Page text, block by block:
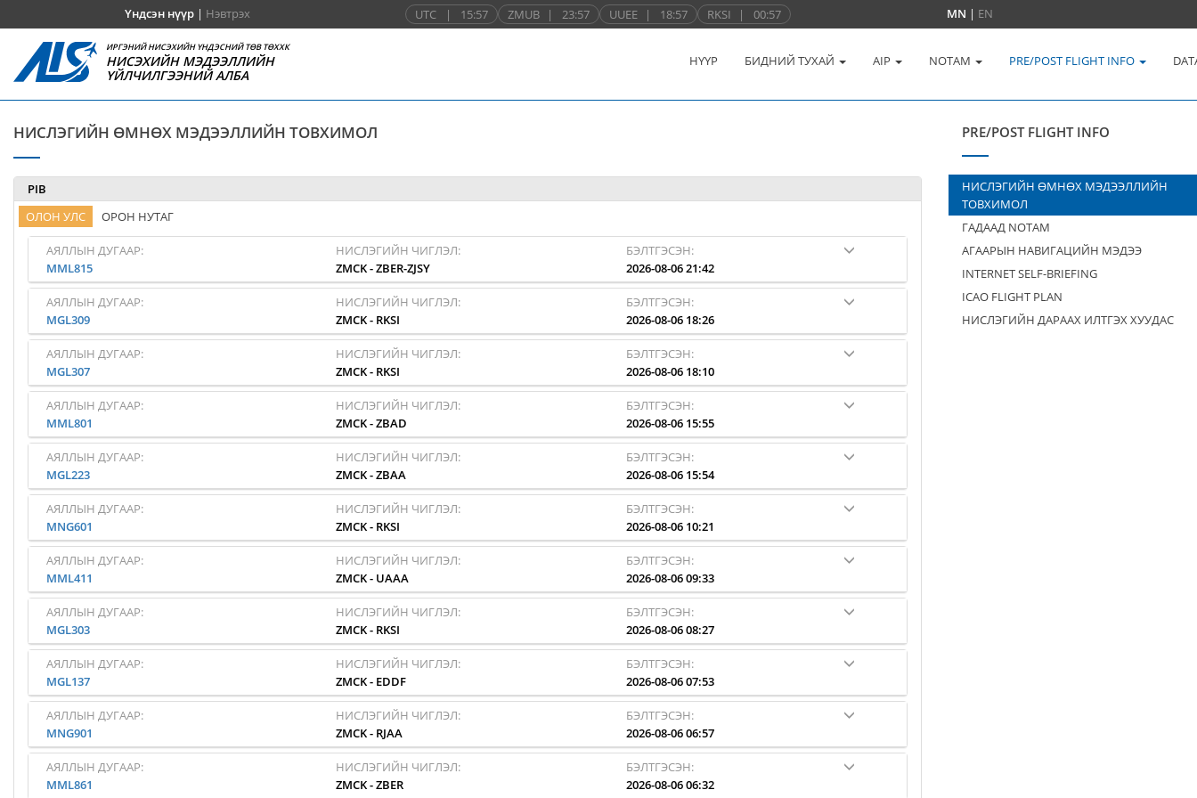
Үндсэн нүүр| Нэвтрэх UTC | 15:57 ZMUB | 23:57 UUEE | 18:57 RKSI | 00:57 MN | EN
ИРГЭНИЙ НИСЭХИЙН ҮНДЭСНИЙ ТӨВ ТӨХХК
НИСЭХИЙН МЭДЭЭЛЛИЙН
ҮЙЛЧИЛГЭЭНИЙ АЛБА
НҮҮР БИДНИЙ ТУХАЙ AIP NOTAM PRE/POST FLIGHT INFO
НИСЛЭГИЙН ӨМНӨХ МЭДЭЭЛЛИЙН ТОВХИМОЛ
PIB
ОЛОН УЛС
ОРОН НУТАГ
АЯЛЛЫН ДУГААР:
MML815
НИСЛЭГИЙН ЧИГЛЭЛ:
ZMCK-ZBER-ZJSY
БЭЛТГЭСЭН:
2026-08-06 21:42
АЯЛЛЫН ДУГААР:
MGL309
НИСЛЭГИЙН ЧИГЛЭЛ:
ZMCK- RKSI
БЭЛТГЭСЭН:
2026-08-06 18:26
АЯЛЛЫН ДУГААР:
MGL307
НИСЛЭГИЙН ЧИГЛЭЛ:
ZMCK- RKSI
БЭЛТГЭСЭН:
2026-08-06 18:10
АЯЛЛЫН ДУГААР:
MML801
НИСЛЭГИЙН ЧИГЛЭЛ:
ZMCK-ZBAD
БЭЛТГЭСЭН:
2026-08-06 15:55
АЯЛЛЫН ДУГААР:
MGL223
НИСЛЭГИЙН ЧИГЛЭЛ:
ZMCK-ZBAA
БЭЛТГЭСЭН:
2026-08-06 15:54
АЯЛЛЫН ДУГААР:
MNG601
НИСЛЭГИЙН ЧИГЛЭЛ:
ZMCK- RKSI
БЭЛТГЭСЭН:
2026-08-06 10:21
АЯЛЛЫН ДУГААР:
MML411
НИСЛЭГИЙН ЧИГЛЭЛ:
ZMCK- UAAA
БЭЛТГЭСЭН:
2026-08-06 09:33
АЯЛЛЫН ДУГААР:
MGL303
НИСЛЭГИЙН ЧИГЛЭЛ:
ZMCK- RKSI
БЭЛТГЭСЭН:
2026-08-06 08:27
АЯЛЛЫН ДУГААР:
MGL137
НИСЛЭГИЙН ЧИГЛЭЛ:
ZMCK- EDDF
БЭЛТГЭСЭН:
2026-08-06 07:53
АЯЛЛЫН ДУГААР:
MNG901
НИСЛЭГИЙН ЧИГЛЭЛ:
ZMCK- RJAA
БЭЛТГЭСЭН:
2026-08-06 06:57
АЯЛЛЫН ДУГААР:
MML861
НИСЛЭГИЙН ЧИГЛЭЛ:
ZMCK-ZBER
БЭЛТГЭСЭН:
2026-08-06 06:32
PRE/POST FLIGHT INFO
НИСЛЭГИЙН ӨМНӨХ МЭДЭЭЛЛИЙН
ТОВХИМОЛ
ГАДААД NOTAM
АГААРЫН НАВИГАЦИЙН МЭДЭЭ
INTERNET SELF-BRIEFING
ICAO FLIGHT PLAN
НИСЛЭГИЙН ДАРААХ ИЛТГЭХ ХУУДАС